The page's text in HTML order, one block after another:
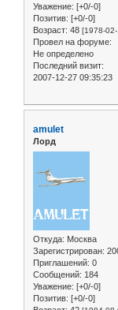
Уважение: [+0/-0]
Позитив: [+0/-0]
Возраст: 48 [1978-
Провел на форуме:
Не определено
Последний визит:
2007-12-27 09:35:23
amulet
Лорд
Откуда: Москва
Зарегистрирован:
Приглашений: 0
Сообщений: 184
Уважение: [+0/-0]
Позитив: [+0/-0]